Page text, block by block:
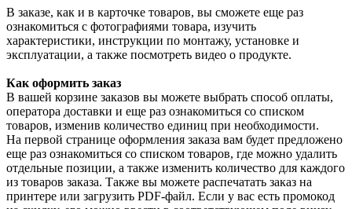
В заказе, как и в карточке товаров, вы сможете еще раз
ознакомиться с фотографиями товара, изучить
характеристики, инструкции по монтажу, установке и
эксплуатации, а также посмотреть видео о продукте.
Как оформить заказ
В вашей корзине заказов вы можете выбрать способ оплаты,
оператора доставки и еще раз ознакомиться со списком
товаров, изменив количество единиц при необходимости.
На первой странице оформления заказа вам будет предложено
еще раз ознакомиться со списком товаров, где можно удалить
отдельные позиции, а также изменить количество для каждого
из товаров заказа. Также вы можете распечатать заказ на
принтере или загрузить PDF-файл. Если у вас есть промокод